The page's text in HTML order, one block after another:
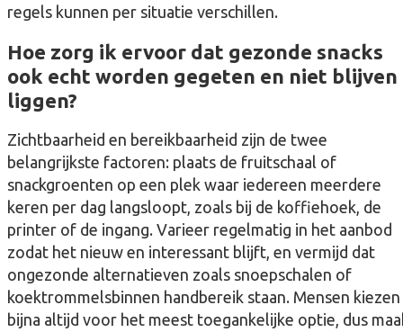
regels kunnen per situatie verschillen.
Hoe zorg ik ervoor dat gezonde snacks
ook echt worden gegeten en niet blijven
liggen?
Zichtbaarheid en bereikbaarheid zijn de twee
belangrijkste factoren: plaats de fruitschaal of
snackgroenten op een plek waar iedereen meerdere
keren per dag langsloopt, zoals bij de koffiehoek, de
printer of de ingang. Varieer regelmatig in het aanbod
zodat het nieuw en interessant blijft, en vermijd dat
ongezonde alternatieven zoals snoepschalen of
koektrommelsbinnen handbereik staan. Mensen kiezen
bijna altijd voor het meest toegankelijke optie, dus